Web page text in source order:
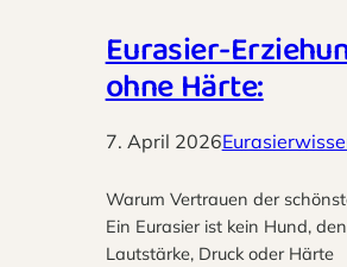
Eurasier-
ohne Härte:
7. April 2026
Warum Vertrauen der
Ein Eurasier ist kein Hund,
Lautstärke, Druck oder Härte